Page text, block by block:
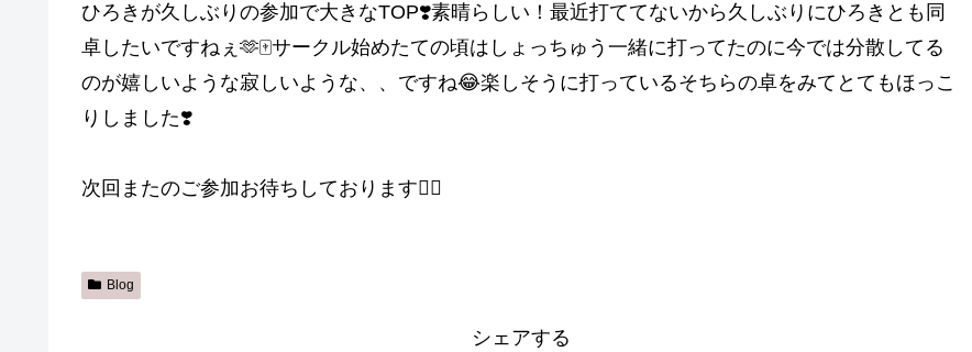
ひろきが久しぶりの参加で大きなTOP❣️素晴らしい！最近打ててないから久しぶりにひろきとも同
卓したいですねぇ🫶🀄️サークル始めたての頃はしょっちゅう一緒に打ってたのに今では分散してる
のが嬉しいような寂しいような、、ですね😂楽しそうに打っているそちらの卓をみてとてもほっこ
りしました❣️
次回またのご参加お待ちしております🙇‍♀️
Blog
シェアする